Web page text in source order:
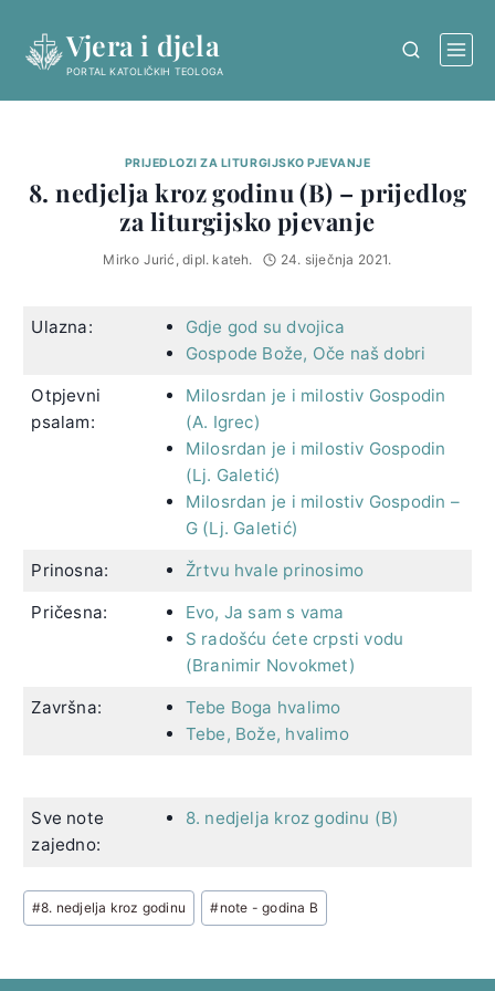
content
Vjera i djela
PORTAL KATOLIČKIH TEOLOGA
PRIJEDLOZI ZA LITURGIJSKO PJEVANJE
8. nedjelja kroz godinu (B) – prijedlog
za liturgijsko pjevanje
Mirko Jurić, dipl. kateh. 24. siječnja 2021.
Ulazna:
Gdje god su dvojica
Gospode Bože, Oče naš dobri
Otpjevni
psalam:
Milosrdan je i milostiv Gospodin
(A. Igrec)
Milosrdan je i milostiv Gospodin
(Lj. Galetić)
Milosrdan je i milostiv Gospodin –
G (Lj. Galetić)
Prinosna:
Žrtvu hvale prinosimo
Pričesna:
Evo, Ja sam s vama
S radošću ćete crpsti vodu
(Branimir Novokmet)
Završna:
Tebe Boga hvalimo
Tebe, Bože, hvalimo
Sve note
zajedno:
8. nedjelja kroz godinu (B)
Post
Tags:
#8. nedjelja kroz godinu #note - godina B